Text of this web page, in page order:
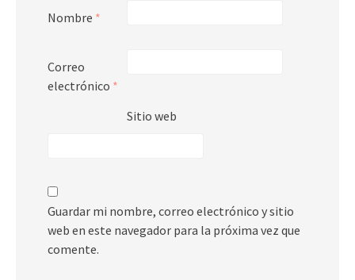
Nombre *
Correo
electrónico *
Sitio web
Guardar mi nombre, correo electrónico y sitio
web en este navegador para la próxima vez que
comente.